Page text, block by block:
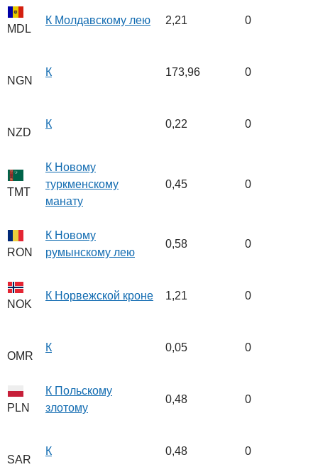
MDL
К Молдавскому лею 2,21 0
NGN
К 173,96 0
NZD
К 0,22 0
TMT
К Новому
туркменскому
манату
0,45 0
RON
К Новому
румынскому лею
0,58 0
NOK
К Норвежской кроне 1,21 0
OMR
К 0,05 0
PLN
К Польскому
злотому
0,48 0
SAR
К 0,48 0